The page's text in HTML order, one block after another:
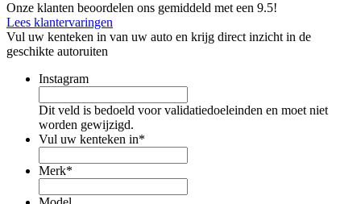
Onze klanten beoordelen ons gemiddeld met een 9.5!
Lees klantervaringen
Vul uw kenteken in van uw auto en krijg direct inzicht in de
geschikte autoruiten
Instagram
Dit veld is bedoeld voor validatiedoeleinden en moet niet
worden gewijzigd.
Vul uw kenteken in*
Merk*